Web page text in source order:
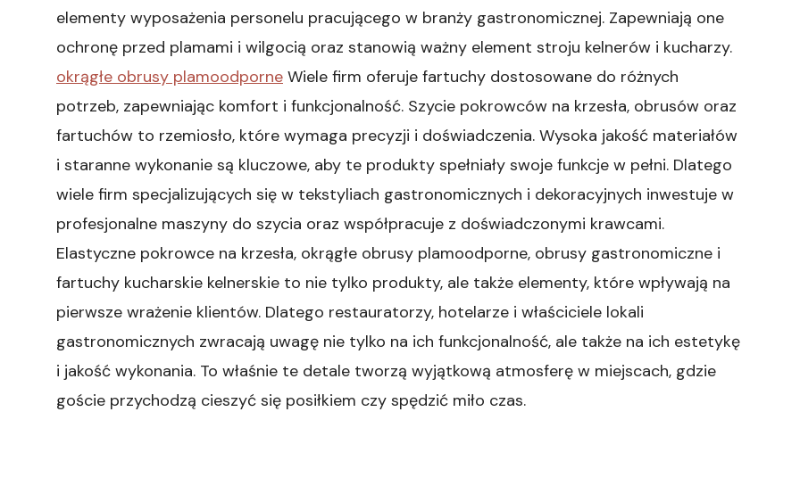
elementy wyposażenia personelu pracującego w branży gastronomicznej. Zapewniają one
ochronę przed plamami i wilgocią oraz stanowią ważny element stroju kelnerów i kucharzy.
okrągłe obrusy plamoodporne Wiele firm oferuje fartuchy dostosowane do różnych
potrzeb, zapewniając komfort i funkcjonalność. Szycie pokrowców na krzesła, obrusów oraz
fartuchów to rzemiosło, które wymaga precyzji i doświadczenia. Wysoka jakość materiałów
i staranne wykonanie są kluczowe, aby te produkty spełniały swoje funkcje w pełni. Dlatego
wiele firm specjalizujących się w tekstyliach gastronomicznych i dekoracyjnych inwestuje w
profesjonalne maszyny do szycia oraz współpracuje z doświadczonymi krawcami.
Elastyczne pokrowce na krzesła, okrągłe obrusy plamoodporne, obrusy gastronomiczne i
fartuchy kucharskie kelnerskie to nie tylko produkty, ale także elementy, które wpływają na
pierwsze wrażenie klientów. Dlatego restauratorzy, hotelarze i właściciele lokali
gastronomicznych zwracają uwagę nie tylko na ich funkcjonalność, ale także na ich estetykę
i jakość wykonania. To właśnie te detale tworzą wyjątkową atmosferę w miejscach, gdzie
goście przychodzą cieszyć się posiłkiem czy spędzić miło czas.